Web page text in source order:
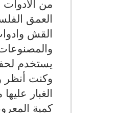
من الأدوات
القش
يستخدم
وكنت أنظر
الغبار
كمية